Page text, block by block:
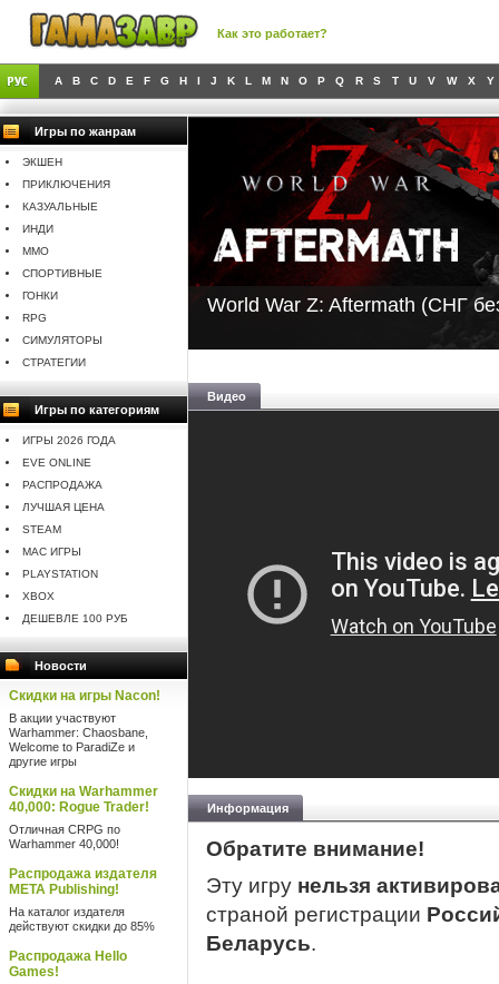
Как это работает?
A B C D E F G H I J K L M N O P Q R S T U V W X Y
Игры по жанрам
ЭКШЕН
ПРИКЛЮЧЕНИЯ
КАЗУАЛЬНЫЕ
ИНДИ
MMO
СПОРТИВНЫЕ
ГОНКИ
RPG
СИМУЛЯТОРЫ
СТРАТЕГИИ
Игры по категориям
ИГРЫ 2026 ГОДА
EVE ONLINE
РАСПРОДАЖА
ЛУЧШАЯ ЦЕНА
STEAM
MAC ИГРЫ
PLAYSTATION
XBOX
ДЕШЕВЛЕ 100 РУБ
Новости
Скидки на игры Nacon!
В акции участвуют
Warhammer: Chaosbane,
Welcome to ParadiZe и
другие игры
Скидки на Warhammer
40,000: Rogue Trader!
Отличная CRPG по
Warhammer 40,000!
Распродажа издателя
META Publishing!
На каталог издателя
действуют скидки до 85%
Распродажа Hello
Games!
World War Z: Aftermath (СНГ
Видео
Информация
Обратите внимание!
Эту игру нельзя
страной регистрации
Беларусь.